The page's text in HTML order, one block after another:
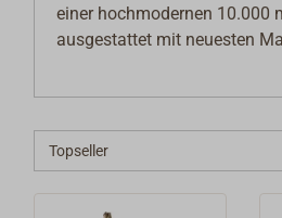
einer hochmodernen 10.000
ausgestattet mit neuesten